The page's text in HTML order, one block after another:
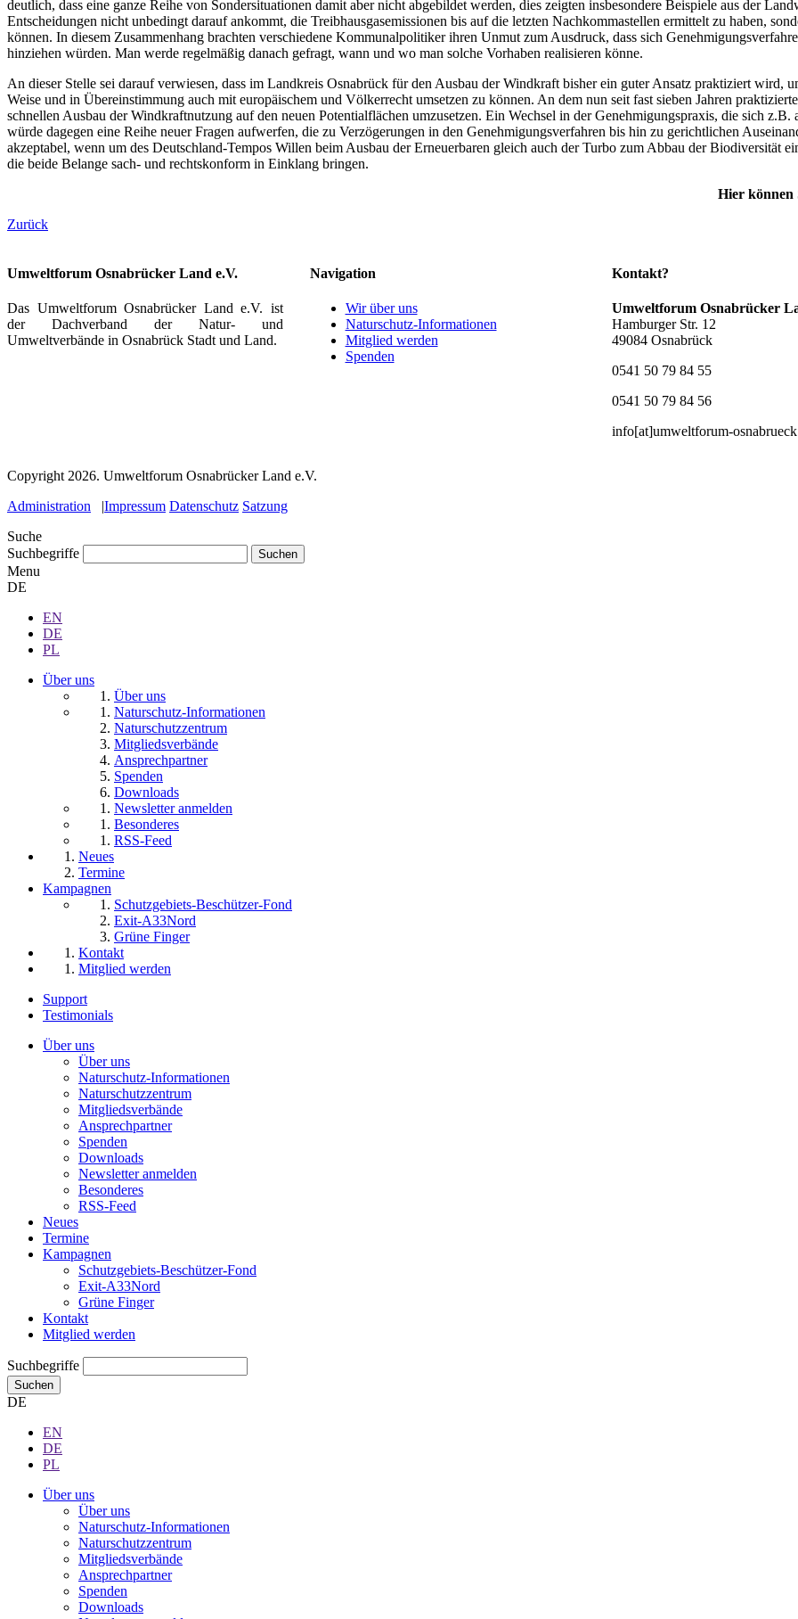
deutlich, dass eine ganze Reihe von Sondersituationen damit aber nicht abgebildet werden, dies zeigten insbesondere Beispiele aus der
Entscheidungen nicht unbedingt darauf ankommt, die Treibhausgasemissionen bis auf die letzten Nachkommastellen ermittelt zu haben,
können. In diesem Zusammenhang brachten verschiedene Kommunalpolitiker ihren Unmut zum Ausdruck, dass sich
hinziehen würden. Man werde regelmäßig danach gefragt, wann und wo man solche Vorhaben realisieren könne.
An dieser Stelle sei darauf verwiesen, dass im Landkreis Osnabrück für den Ausbau der Windkraft bisher ein guter Ansatz praktiziert wird,
Weise und in Übereinstimmung auch mit europäischem und Völkerrecht umsetzen zu können. An dem nun seit fast sieben Jahren
schnellen Ausbau der Windkraftnutzung auf den neuen Potentialflächen umzusetzen. Ein Wechsel in der Genehmigungspraxis, die sich z.B.
würde dagegen eine Reihe neuer Fragen aufwerfen, die zu Verzögerungen in den Genehmigungsverfahren bis hin zu gerichtlichen
akzeptabel, wenn um des Deutschland-Tempos Willen beim Ausbau der Erneuerbaren gleich auch der Turbo zum Abbau der Biodiversität
die beide Belange sach- und rechtskonform in Einklang bringen.
Hier können
Zurück
Umweltforum Osnabrücker Land e.V.
Das Umweltforum Osnabrücker Land e.V. ist
der Dachverband der Natur- und
Umweltverbände in Osnabrück Stadt und Land.
Navigation
Wir über uns
Naturschutz-Informationen
Mitglied werden
Spenden
Kontakt?
Umweltforum Osnabrücker
Hamburger Str. 12
49084 Osnabrück
0541 50 79 84 55
0541 50 79 84 56
info[at]umweltforum-
Copyright 2026. Umweltforum Osnabrücker Land e.V.
Administration |Impressum Datenschutz Satzung
Suche
Suchbegriffe
Menu
DE
EN
DE
PL
Über uns
Über uns
Naturschutz-Informationen
Naturschutzzentrum
Mitgliedsverbände
Ansprechpartner
Spenden
Downloads
Newsletter anmelden
Besonderes
RSS-Feed
Neues
Termine
Kampagnen
Schutzgebiets-Beschützer-Fond
Exit-A33Nord
Grüne Finger
Kontakt
Mitglied werden
Support
Testimonials
Über uns
Über uns
Naturschutz-Informationen
Naturschutzzentrum
Mitgliedsverbände
Ansprechpartner
Spenden
Downloads
Newsletter anmelden
Besonderes
RSS-Feed
Neues
Termine
Kampagnen
Schutzgebiets-Beschützer-Fond
Exit-A33Nord
Grüne Finger
Kontakt
Mitglied werden
Suchbegriffe
Suchen
DE
EN
DE
PL
Über uns
Über uns
Naturschutz-Informationen
Naturschutzzentrum
Mitgliedsverbände
Ansprechpartner
Spenden
Downloads